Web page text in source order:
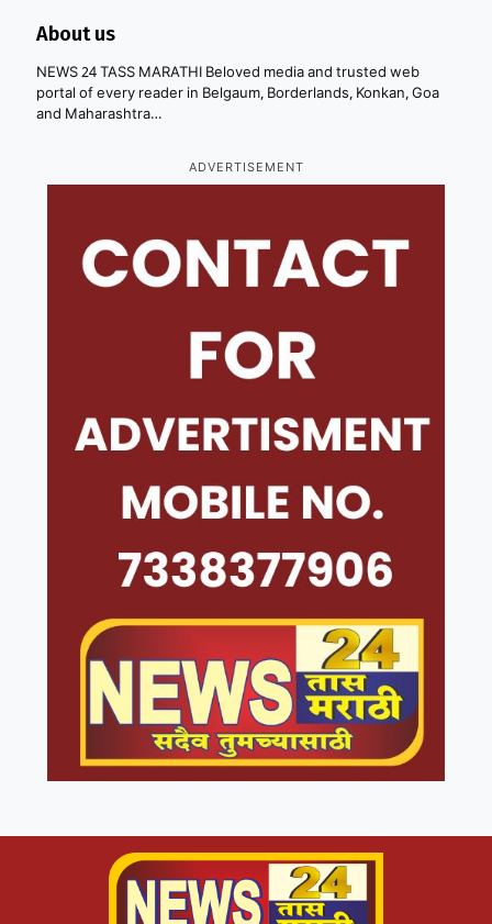
About us
NEWS 24 TASS MARATHI Beloved media and trusted web
portal of every reader in Belgaum, Borderlands, Konkan, Goa
and Maharashtra…
ADVERTISEMENT